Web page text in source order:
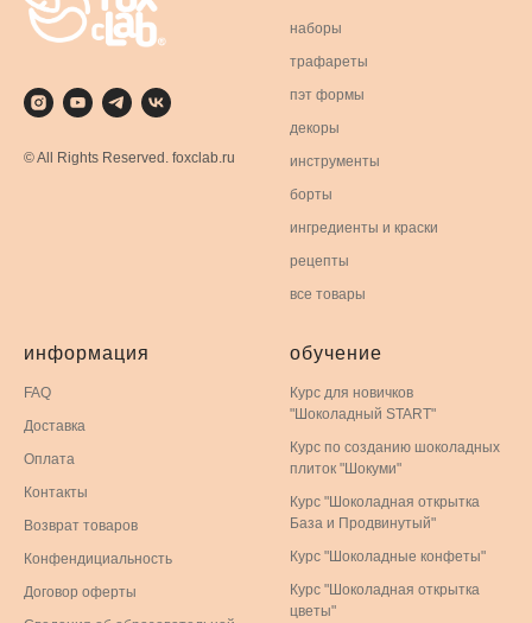
© All Rights Reserved. foxclab.ru
наборы
трафареты
пэт формы
декоры
инструменты
борты
ингредиенты и краски
рецепты
все товары
информация
FAQ
Доставка
Оплата
Контакты
Возврат товаров
Конфендициальность
Договор оферты
обучение
Курс для новичков
"Шоколадный START"
Курс по созданию шоколадных
плиток "Шокуми"
Курс "Шоколадная открытка
База и Продвинутый"
Курс "Шоколадные конфеты"
Курс "Шоколадная открытка
цветы"